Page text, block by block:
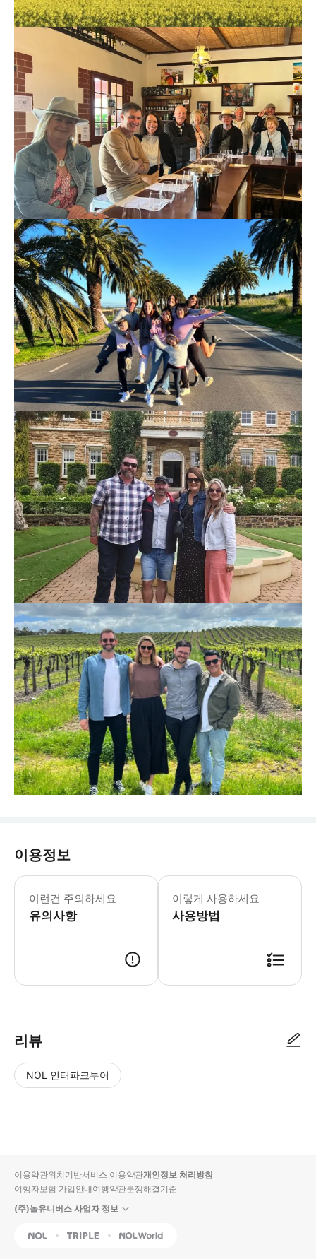
이용정보
이런건 주의하세요
유의사항
이렇게 사용하세요
사용방법
리뷰
NOL 인터파크투어
입니
다.
순
상
이용약관위치기반서비스 이용약관개인정보 처리방침
여행자보험 가입안내여행약관분쟁해결기준
(주)놀유니버스 사업자 정보
NOL Triple Interpark Global